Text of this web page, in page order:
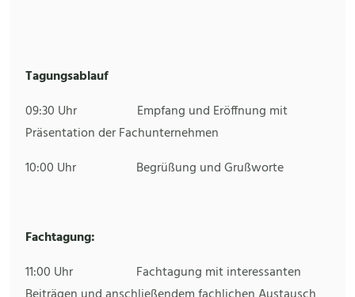
Tagungsablauf
09:30 Uhr Empfang und Eröffnung mit
Präsentation der Fachunternehmen
10:00 Uhr Begrüßung und Grußworte
Fachtagung:
11:00 Uhr Fachtagung mit interessanten